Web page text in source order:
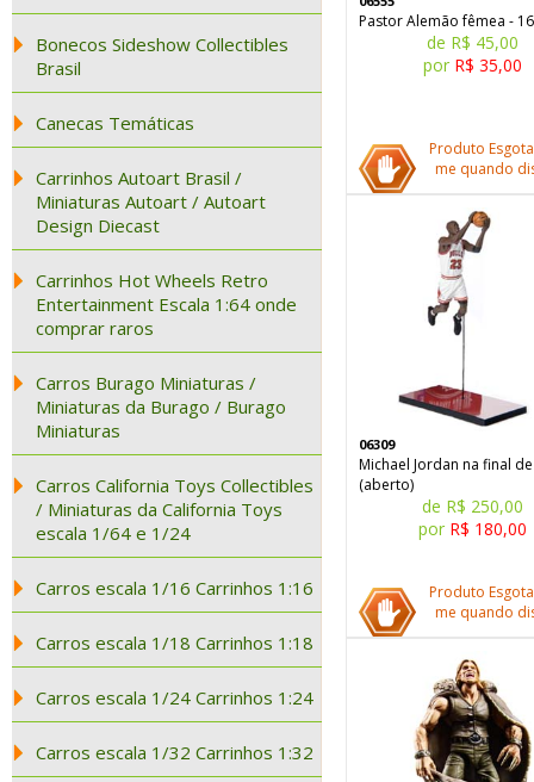
Bonecos Sideshow Collectibles
Brasil
Canecas Temáticas
Carrinhos Autoart Brasil /
Miniaturas Autoart / Autoart
Design Diecast
Carrinhos Hot Wheels Retro
Entertainment Escala 1:64 onde
comprar raros
Carros Burago Miniaturas /
Miniaturas da Burago / Burago
Miniaturas
Carros California Toys Collectibles
/ Miniaturas da California Toys
escala 1/64 e 1/24
Carros escala 1/16 Carrinhos 1:16
Carros escala 1/18 Carrinhos 1:18
Carros escala 1/24 Carrinhos 1:24
Carros escala 1/32 Carrinhos 1:32
Pastor Alemão fêmea -
de R$ 45,00
por R$ 35,00
Produto
me quando
06309
Michael Jordan na final
(aberto)
de R$ 250,00
por R$ 180,00
Produto
me quando